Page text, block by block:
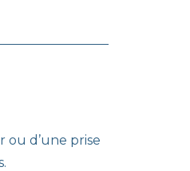
ou d’une prise